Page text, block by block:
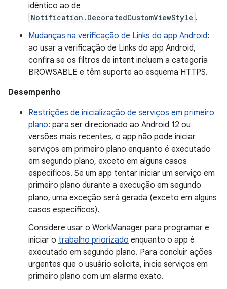
idêntico ao de
Notification.DecoratedCustomViewStyle .
Mudanças na verificação de Links do app Android:
ao usar a verificação de Links do app Android,
confira se os filtros de intent incluem a categoria
BROWSABLE e têm suporte ao esquema HTTPS.
Desempenho
Restrições de inicialização de serviços em primeiro
plano: para ser direcionado ao Android 12 ou
versões mais recentes, o app não pode iniciar
serviços em primeiro plano enquanto é executado
em segundo plano, exceto em alguns casos
específicos. Se um app tentar iniciar um serviço em
primeiro plano durante a execução em segundo
plano, uma exceção será gerada (exceto em alguns
casos específicos).
Considere usar o WorkManager para programar e
iniciar o trabalho priorizado enquanto o app é
executado em segundo plano. Para concluir ações
urgentes que o usuário solicita, inicie serviços em
primeiro plano com um alarme exato.